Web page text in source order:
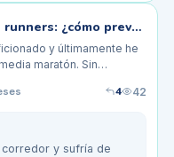
Ampollas en los pies de runners: ¿cómo prevenirlas en entrenamientos largos?
y últimamente he
maratón. Sin
ampollas en la
4 42
y sufría de